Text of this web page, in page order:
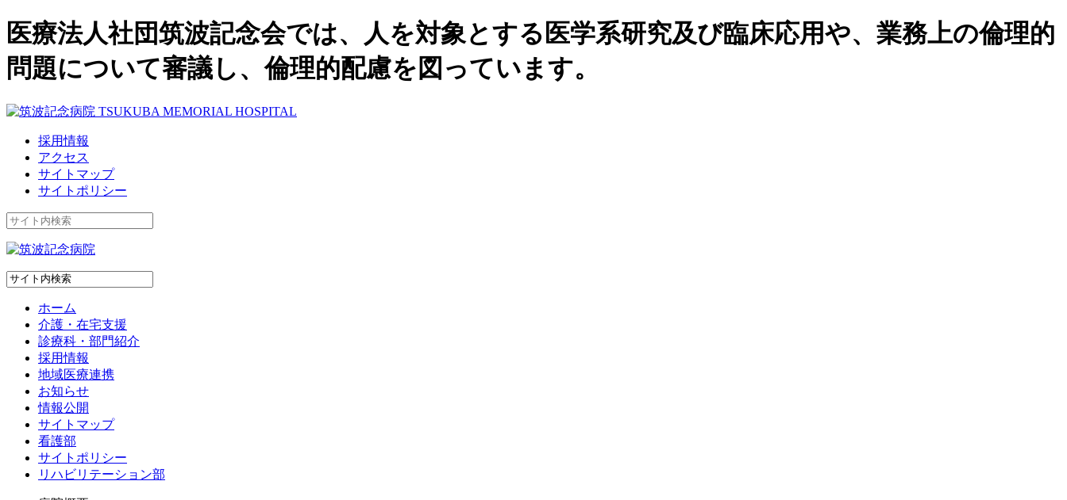
医療法人社団筑波記念会では、人を対象とする医学系研究及び臨床応用や、業務上の倫理的
問題について審議し、倫理的配慮を図っています。
採用情報
アクセス
サイトマップ
サイトポリシー
ホーム
介護・在宅支援
診療科・部門紹介
採用情報
地域医療連携
お知らせ
情報公開
サイトマップ
看護部
サイトポリシー
リハビリテーション部